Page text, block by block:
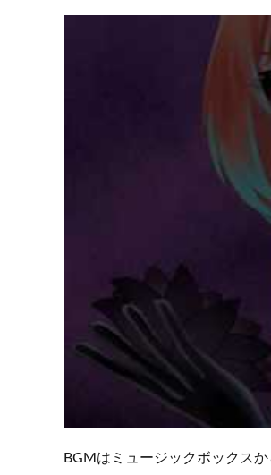
BGMはミュージックボックスか